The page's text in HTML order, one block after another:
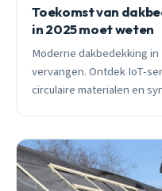
Toekomst van
in 2025 moet weten
Moderne dakbedekking
vervangen. Ontdek IoT-
circulaire materialen en